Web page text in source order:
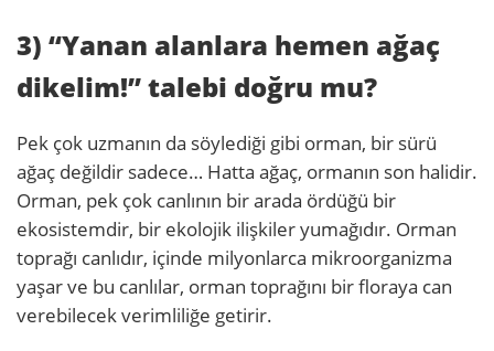
3) “Yanan alanlara hemen ağaç
dikelim!” talebi doğru mu?
Pek çok uzmanın da söylediği gibi orman, bir sürü
ağaç değildir sadece… Hatta ağaç, ormanın son halidir.
Orman, pek çok canlının bir arada ördüğü bir
ekosistemdir, bir ekolojik ilişkiler yumağıdır. Orman
toprağı canlıdır, içinde milyonlarca mikroorganizma
yaşar ve bu canlılar, orman toprağını bir floraya can
verebilecek verimliliğe getirir.